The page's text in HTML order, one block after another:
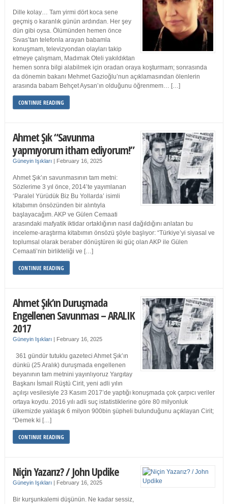
Dille kolay… Tam yirmi dört koca sene
geçmiş o karanlık günün ardından. Her şey
dün gibi oysa. Ölümünden hemen önce
Sıvas’tan telefonla arayan babamla
konuşmam, televizyondan olayları takip
etmeye çalışmam, Madımak Oteli yakıldıktan
hemen sonra bilgi alabilmek için oradan oraya koşturmam; sonrasında
da dönemin bakanı Mehmet Gazioğlu’nun açıklamasından ölenlerin
arasında babam Behçet Aysan’ın olduğunu öğrenmem… […]
CONTINUE READING
Ahmet Şık “Savunma
yapmıyorum itham ediyorum!”
Güneyin Işıkları | February 16, 2025
Ahmet Şık’ın savunmasının tam metni:
Sözlerime 3 yıl önce, 2014’te yayımlanan
‘Paralel Yürüdük Biz Bu Yollarda’ isimli
kitabımın önsözünden bir alıntıyla
başlayacağım. AKP ve Gülen Cemaati
arasındaki mafyatik iktidar ortaklığının nasıl dağıldığını anlatan bu
inceleme-araştırma kitabımın önsözü şöyle başlıyor: “Türkiye’yi siyasal ve
toplumsal olarak beraber dönüştüren iki güç olan AKP ile Gülen
Cemaati’nin birlikteliği ve […]
CONTINUE READING
Ahmet Şık’ın Duruşmada
Engellenen Savunması – ARALIK
2017
Güneyin Işıkları | February 16, 2025
361 gündür tutuklu gazeteci Ahmet Şık’ın
dünkü (25 Aralık) duruşmada engellenen
beyanının tam metnini yayınlıyoruz Yargıtay
Başkanı İsmail Rüştü Cirit, yeni adli yılın
açılışı vesilesiyle 23 Kasım 2017’de yaptığı konuşmada çok çarpıcı veriler
ortaya koydu. 2016 yılı adli suç istatistiklerine göre 80 milyonluk
ülkemizde yaklaşık 6 milyon 900bin şüpheli bulunduğunu açıklayan Cirit;
“Demek ki […]
CONTINUE READING
Niçin Yazarız? / John Updike
Güneyin Işıkları | February 16, 2025
Bir kurşunkalemi düşünün. Ne kadar sessiz,